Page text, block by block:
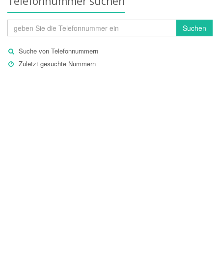
Suchen
Suche von Telefonnummern
Zuletzt gesuchte Nummern